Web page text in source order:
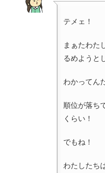
テメェ！
まぁたわた
るめようと
わかってん
順位が落ち
くらい！
でもね！
わたしたち